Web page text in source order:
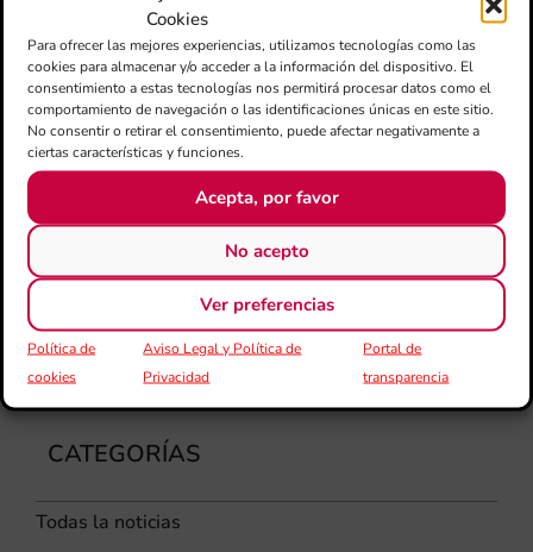
Cookies
Para ofrecer las mejores experiencias, utilizamos tecnologías como las
cookies para almacenar y/o acceder a la información del dispositivo. El
consentimiento a estas tecnologías nos permitirá procesar datos como el
comportamiento de navegación o las identificaciones únicas en este sitio.
No consentir o retirar el consentimiento, puede afectar negativamente a
ciertas características y funciones.
Acepta, por favor
No acepto
Ver preferencias
Política de
cookies
Aviso Legal y Política de
Privacidad
Portal de
transparencia
CATEGORÍAS
Todas la noticias